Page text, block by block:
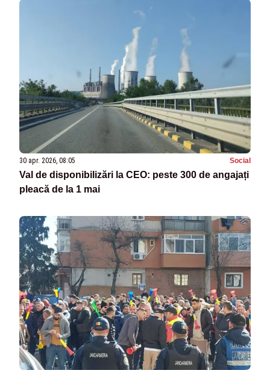
30 apr. 2026, 08:05 Social
Val de disponibilizări la CEO: peste 300 de angajați
pleacă de la 1 mai